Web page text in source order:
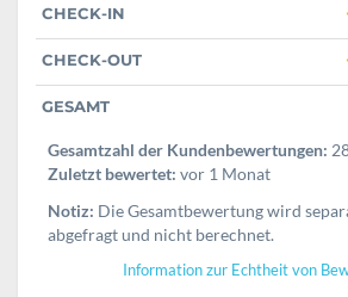
CHECK-IN
CHECK-OUT
GESAMT
Gesamtzahl der Kundenbewertungen:
Zuletzt bewertet: vor 1 Monat
Notiz: Die Gesamtbewertung wird
abgefragt und nicht berechnet.
Information zur Echtheit von